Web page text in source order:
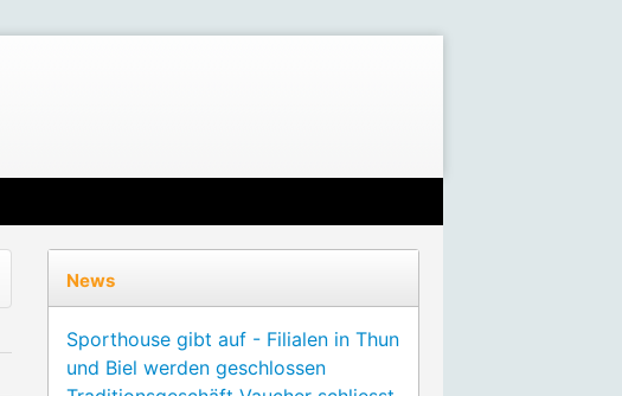
News
Sporthouse gibt auf - Filialen in Thun
und Biel werden geschlossen